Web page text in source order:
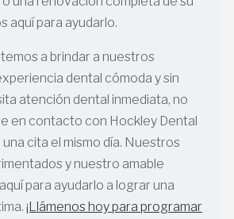
aquí para ayudarlo.
a brindar a nuestros
dental cómoda y sin
atención dental inmediata, no
en contacto con Hockley Dental
cita el mismo día. Nuestros
y nuestro amable
para ayudarlo a lograr una
¡Llámenos hoy para programar